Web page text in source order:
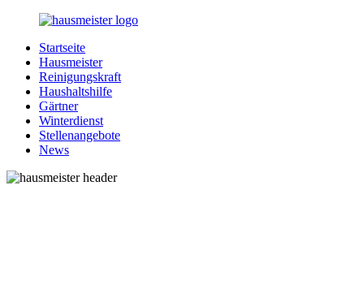
Zurück
Inhalt
Hausmeister.de
Alles
rund
Ihren
Haushalt
Startseite
Hausmeister
Reinigungskraft
Haushaltshilfe
Gärtner
Winterdienst
Stellenangebote
News